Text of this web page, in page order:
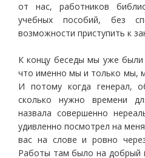
от нас, работников
учебных пособий, без
возможности приступить к
К концу беседы мы уже
что именно мы и только мы,
И потому когда генерал,
сколько нужно времени
назвала совершенно
удивленно посмотрел на
вас на слове и ровно
Работы там было на добрый